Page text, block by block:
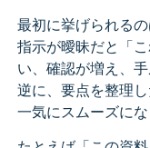
最初に挙げられる
指示が曖昧だと「
い、確認が増え、手
逆に、要点を整理
一気にスムーズにな